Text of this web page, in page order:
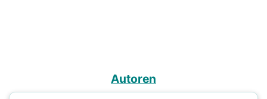
Autoren